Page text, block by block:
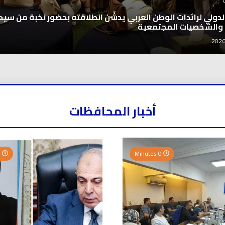
الدولي لرائدات الوطن العربي يدشّن انطلاقته بحضور نخبة من
والشخصيات المجتمعية
أخبار المحافظات